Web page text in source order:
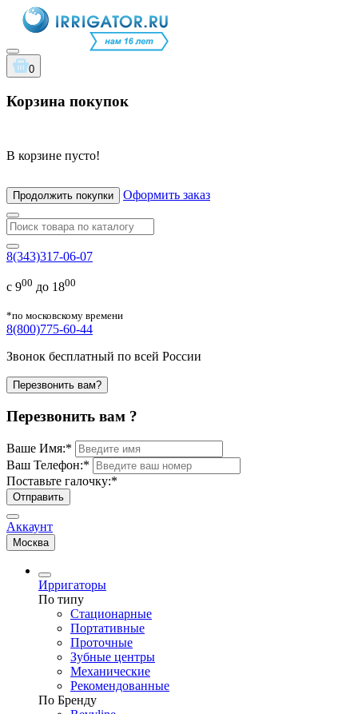
0
Корзина покупок
В корзине пусто!
Продолжить покупки Оформить заказ
8(343)317-06-07
с 900 до 1800
*по московскому времени
8(800)775-60-44
Звонок бесплатный по всей России
Перезвонить вам?
Перезвонить вам ?
Ваше Имя:*
Ваш Телефон:*
Поставьте галочку:*
Отправить
Аккаунт
Москва
Ирригаторы
По типу
Стационарные
Портативные
Проточные
Зубные центры
Механические
Рекомендованные
По Бренду